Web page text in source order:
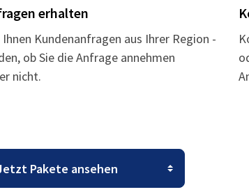
erhalten
Kundenanfragen aus Ihrer Region -
ob Sie die Anfrage annehmen
nicht.